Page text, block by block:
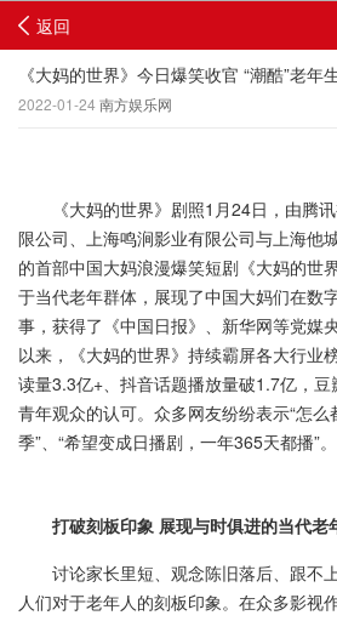
返回
《大妈的世界》今日爆笑收官 “潮酷”老年
2022-01-24 南方娱乐网
《大妈的世界》剧照1月24日，由腾讯
限公司、上海鸣涧影业有限公司与上海他
的首部中国大妈浪漫爆笑短剧《大妈的世
于当代老年群体，展现了中国大妈们在数
事，获得了《中国日报》、新华网等党媒
以来，《大妈的世界》持续霸屏各大行业
读量3.3亿+、抖音话题播放量破1.7亿，
青年观众的认可。众多网友纷纷表示“怎么
季”、“希望变成日播剧，一年365天都播”。
打破刻板印象 展现与时俱进的当代老
讨论家长里短、观念陈旧落后、跟不
人们对于老年人的刻板印象。在众多影视